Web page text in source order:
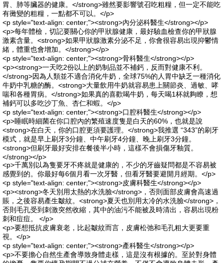
胃、肺等臟器的健康。</strong>雖然要影響號召吃粗糧，但一定不能吃
有黴變的粗糧，一點都不可以。</p>
<p style="text-align: center;"><strong>內分泌科醫生</strong></p>
<p>每年體檢，切記要關心你的甲狀腺健康，最好驗血檢查你的甲狀腺
激素含量。<strong>如果甲狀腺激素分泌不足，你會很容易出現抑鬱情
緒，體重也會增加。</strong></p>
<p style="text-align: center;"><strong>骨科醫生</strong></p>
<p><strong>一天吃2份以上的奶制品並不補鈣，反而對健康不利。
</strong>因為人類並不適合消化牛奶，全球75%的人胃中缺乏一種消化
牛奶中乳糖的酶。<strong>大量飲用牛奶就容易患上關節炎、過敏、哮
喘和各種胃病。</strong>如果真的喜歡喝牛奶，每天喝1杯就夠瞭，想
補鈣可以多吃沙丁魚、杏仁和蝦。</p>
<p style="text-align: center;"><strong>口腔科醫生</strong></p>
<p>睡眠時細菌在你口腔內的繁殖速度隻是白天的60%，也就是說
<strong>在白天，你的口腔更須要護理。</strong>我推選 “343”的刷牙
模式，就是早上刷牙3分鐘、中午刷牙4分鐘、晚上刷牙3分鐘。
<strong>但刷牙最好安排在餐後半小時，這樣不會損傷牙釉質。
</strong></p>
<p>千萬別以為隻要牙不疼就是健康的，不少的牙齒疑問都是不容易被
感覺到的。你最好每6個月看一次牙醫，但看牙醫要避開月經期。</p>
<p style="text-align: center;"><strong>皮膚科醫生</strong></p>
<p><strong>冬天別用太熱的水洗臉</strong>，否則面部皮膚會高速過
賬，之後容易產生皺紋。<strong>夏天也別用太冷的水洗臉</strong>，
否則毛孔受到刺激突然收縮，其中的油污不能被及時清出，容易出現粉
刺和痘痘。 </p>
<p>要想抵抗皮膚衰老，比起皺紋而言，皮膚松弛和毛孔粗大更要重
視。</p>
<p style="text-align: center;"><strong>產科醫生</strong></p>
<p>不要擔心自然生產會導致身體走樣，這是沒有根據的。至於對身體